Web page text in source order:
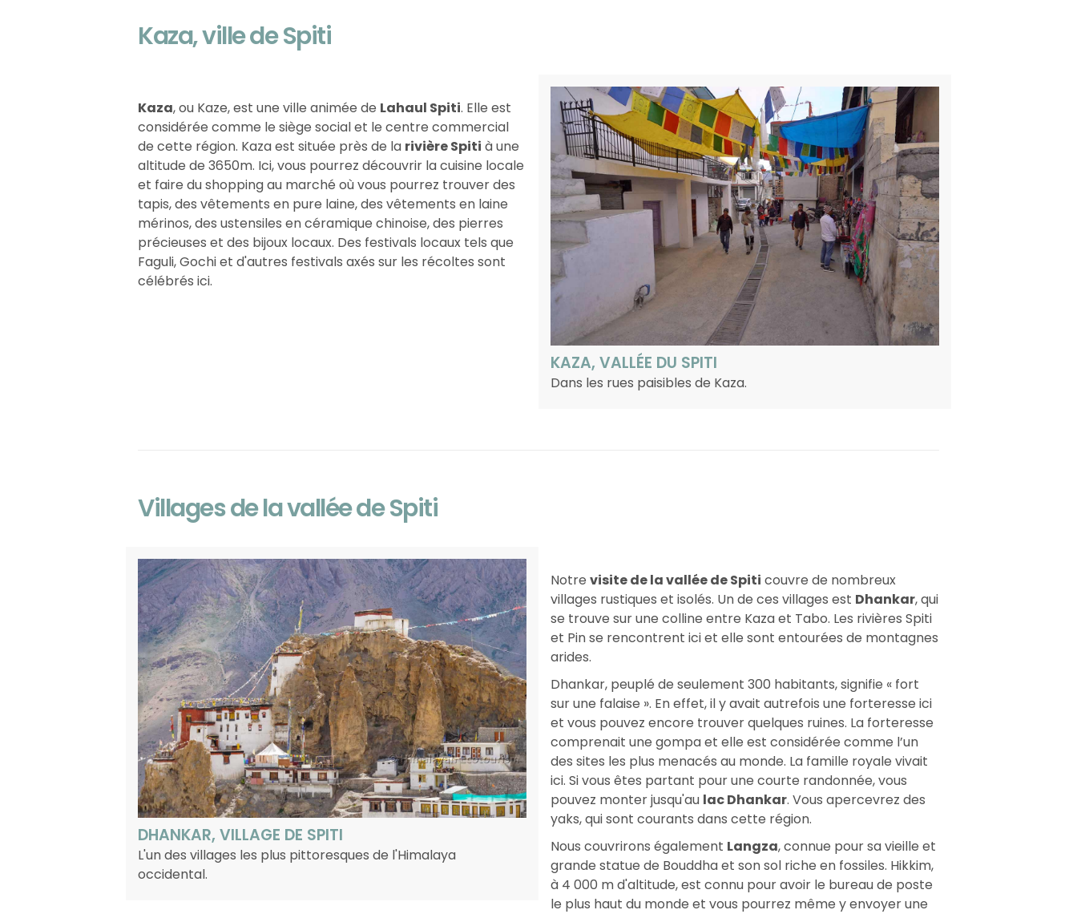
Kaza, ville de Spiti
Kaza, ou Kaze, est une ville animée de Lahaul Spiti. Elle est
considérée comme le siège social et le centre commercial
de cette région. Kaza est située près de la rivière Spiti à une
altitude de 3650m. Ici, vous pourrez découvrir la cuisine locale
et faire du shopping au marché où vous pourrez trouver des
tapis, des vêtements en pure laine, des vêtements en laine
mérinos, des ustensiles en céramique chinoise, des pierres
précieuses et des bijoux locaux. Des festivals locaux tels que
Faguli, Gochi et d'autres festivals axés sur les récoltes sont
célébrés ici.
KAZA, VALLÉE DU SPITI
Dans les rues paisibles de Kaza.
Villages de la vallée de Spiti
DHANKAR, VILLAGE DE SPITI
L'un des villages les plus pittoresques de l'Himalaya
occidental.
Notre visite de la vallée de Spiti couvre de nombreux
villages rustiques et isolés. Un de ces villages est Dhankar, qui
se trouve sur une colline entre Kaza et Tabo. Les rivières Spiti
et Pin se rencontrent ici et elle sont entourées de montagnes
arides.
Dhankar, peuplé de seulement 300 habitants, signifie « fort
sur une falaise ». En effet, il y avait autrefois une forteresse ici
et vous pouvez encore trouver quelques ruines. La forteresse
comprenait une gompa et elle est considérée comme l’un
des sites les plus menacés au monde. La famille royale vivait
ici. Si vous êtes partant pour une courte randonnée, vous
pouvez monter jusqu'au lac Dhankar. Vous apercevrez des
yaks, qui sont courants dans cette région.
Nous couvrirons également Langza, connue pour sa vieille et
grande statue de Bouddha et son sol riche en fossiles. Hikkim,
à 4 000 m d'altitude, est connu pour avoir le bureau de poste
le plus haut du monde et vous pourrez même y envoyer une